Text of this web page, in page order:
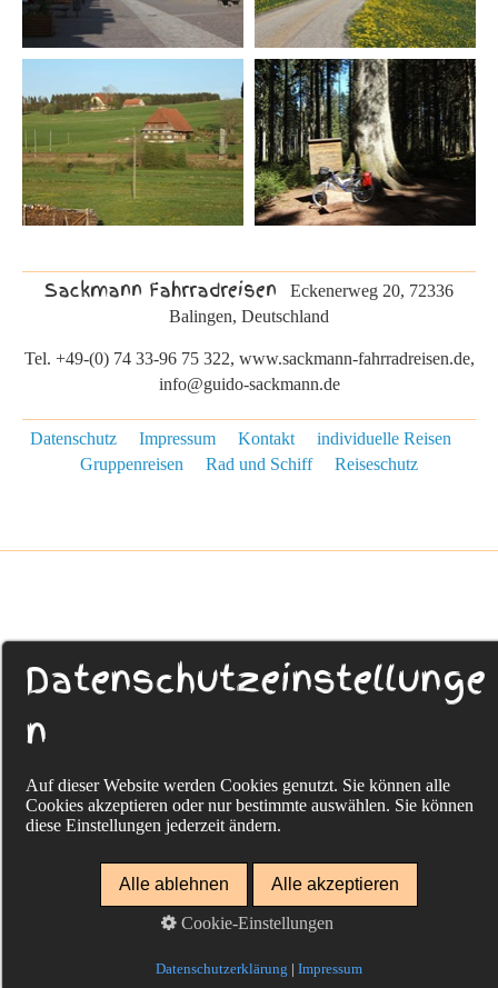
Sackmann Fahrradreisen Eckenerweg 20, 72336
Balingen, Deutschland
Tel. +49-(0) 74 33-96 75 322, www.sackmann-fahrradreisen.de,
info@guido-sackmann.de
Datenschutz Impressum Kontakt
individuelle Reisen
Gruppenreisen
Rad und Schiff Reiseschutz
Datenschutzeinstellunge
n
Auf dieser Website werden Cookies genutzt. Sie können alle
Cookies akzeptieren oder nur bestimmte auswählen. Sie können
diese Einstellungen jederzeit ändern.
Alle ablehnen Alle akzeptieren
Cookie-Einstellungen
Datenschutzerklärung | Impressum